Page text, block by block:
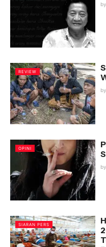
by
REVIEW
by
OPINI
by
SIARAN PERS